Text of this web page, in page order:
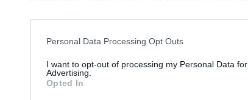
Personal Data Processing Opt Outs
I want to opt-out of processing my Personal Data
Advertising.
Opted In
το καλύτερο κρησφύγετο δειλίας και χυδαιότητας!